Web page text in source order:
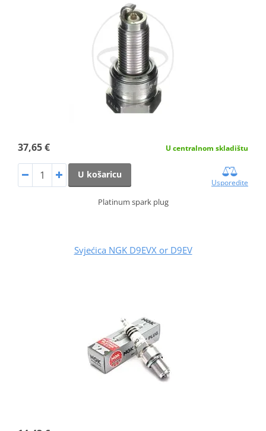
37,65 € U centralnom skladištu
U košaricu
Usporedite
Platinum spark plug
Svjećica NGK D9EVX or D9EV